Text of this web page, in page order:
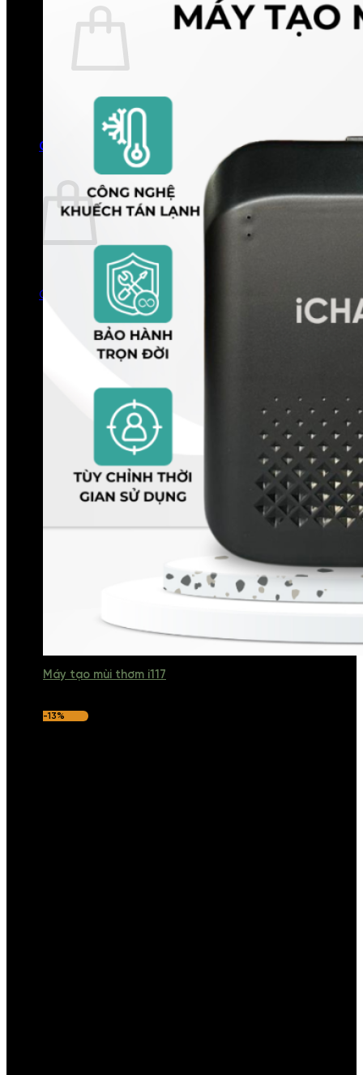
Quay trở lại cửa hàng
0
Giỏ hàng
Chưa có sản phẩm trong giỏ hàng.
Quay trở lại cửa hàng
Máy tạo mùi thơm i117
-13%